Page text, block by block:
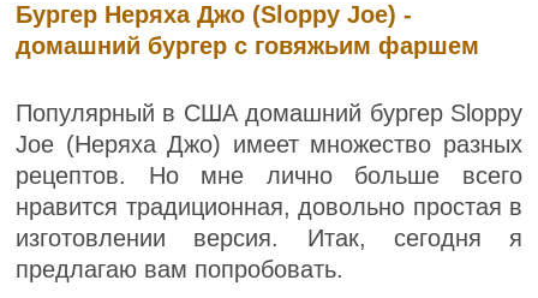
Бургер Неряха Джо (Sloppy Joe) -
домашний бургер с говяжьим фаршем
Популярный в США домашний бургер Sloppy
Joe (Неряха Джо) имеет множество разных
рецептов. Но мне лично больше всего
нравится традиционная, довольно простая в
изготовлении версия. Итак, сегодня я
предлагаю вам попробовать.